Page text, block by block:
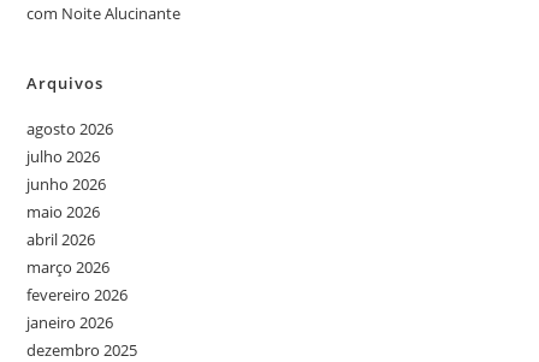
com Noite Alucinante
Arquivos
agosto 2026
julho 2026
junho 2026
maio 2026
abril 2026
março 2026
fevereiro 2026
janeiro 2026
dezembro 2025